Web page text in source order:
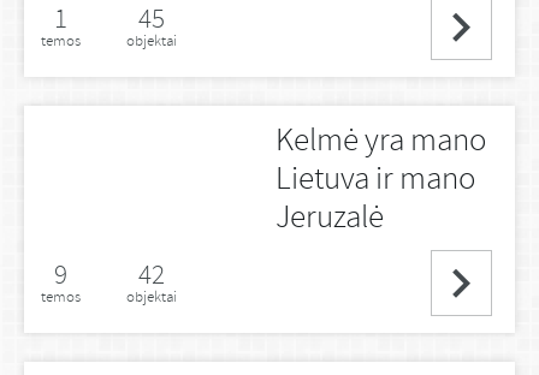
1
temos
45
objektai
Kelmė yra mano
Lietuva ir mano
Jeruzalė
9
temos
42
objektai